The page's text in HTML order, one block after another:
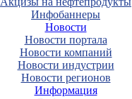
Инфобаннеры
Новости
Новости портала
Новости компаний
Новости индустрии
Новости регионов
Информация